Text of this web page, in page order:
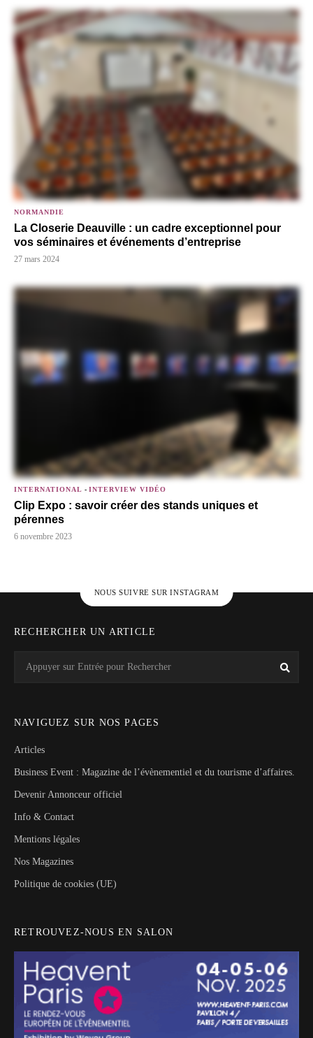
NORMANDIE
La Closerie Deauville : un cadre exceptionnel pour
vos séminaires et événements d’entreprise
27 mars 2024
INTERNATIONAL - INTERVIEW VIDÉO
Clip Expo : savoir créer des stands uniques et
pérennes
6 novembre 2023
NOUS SUIVRE SUR INSTAGRAM
RECHERCHER UN ARTICLE
for:
NAVIGUEZ SUR NOS PAGES
Articles
Business Event : Magazine de l’évènementiel et du tourisme d’affaires.
Devenir Annonceur officiel
Info & Contact
Mentions légales
Nos Magazines
Politique de cookies (UE)
RETROUVEZ-NOUS EN SALON